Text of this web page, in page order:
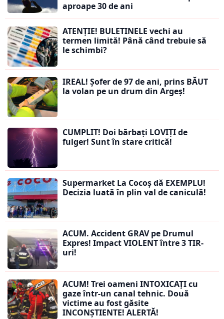
aproape 30 de ani
ATENȚIE! BULETINELE vechi au
termen limită! Până când trebuie să
le schimbi?
IREAL! Șofer de 97 de ani, prins BĂUT
la volan pe un drum din Argeș!
CUMPLIT! Doi bărbați LOVIȚI de
fulger! Sunt în stare critică!
Supermarket La Cocoș dă EXEMPLU!
Decizia luată în plin val de caniculă!
ACUM. Accident GRAV pe Drumul
Expres! Impact VIOLENT între 3 TIR-
uri!
ACUM! Trei oameni INTOXICAȚI cu
gaze într-un canal tehnic. Două
victime au fost găsite
INCONȘTIENTE! ALERTĂ!